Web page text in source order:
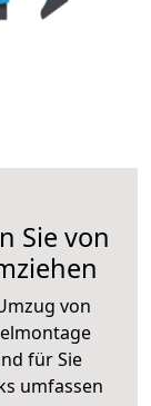
Sie von
von
für Sie
umfassen